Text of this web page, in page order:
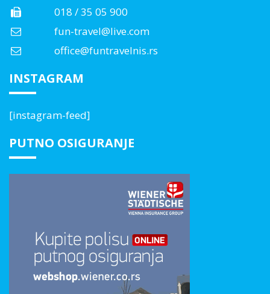
018 / 35 05 900
fun-travel@live.com
office@funtravelnis.rs
INSTAGRAM
[instagram-feed]
PUTNO OSIGURANJE